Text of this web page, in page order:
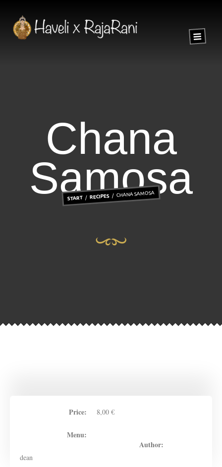
Chana
Samosa
START RECIPES CHANA SAMOSA
Price: 8,00 €
Menu:
Author:
dean